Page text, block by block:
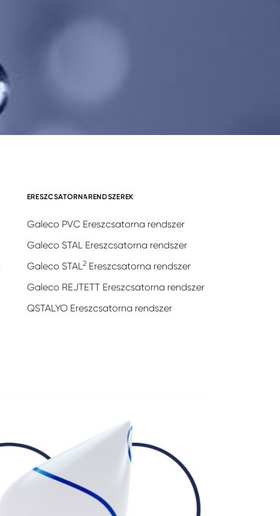
ERESZCSATORNARENDSZEREK
Galeco PVC Ereszcsatorna rendszer
Galeco STAL Ereszcsatorna rendszer
Galeco STAL2Ereszcsatorna rendszer
Galeco REJTETT Ereszcsatorna rendszer
QSTALYO Ereszcsatorna rendszer